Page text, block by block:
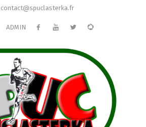
contact@spuclasterka.fr
ADMIN